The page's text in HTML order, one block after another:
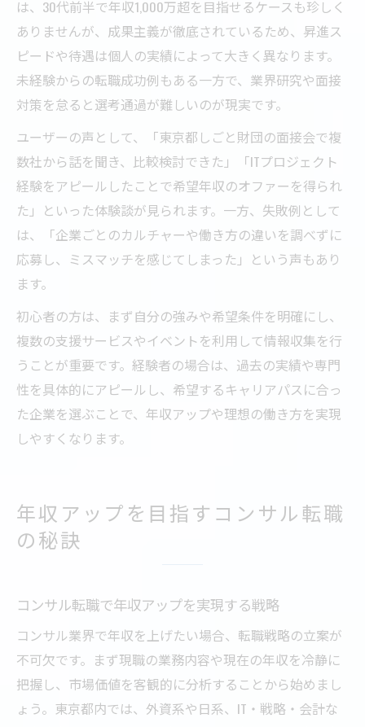
は、30代前半で年収1,000万超を目指せるケースも珍しく
ありませんが、成果主義が徹底されているため、昇進ス
ピードや待遇は個人の実績によって大きく異なります。
未経験からの転職成功例もある一方で、業界研究や面接
対策を怠ると選考通過が難しいのが現実です。
ユーザーの声として、「東京都しごと財団の面接会で複
数社から話を聞き、比較検討できた」「ITプロジェクト
経験をアピールしたことで希望年収のオファーを得られ
た」といった体験談が見られます。一方、失敗例として
は、「企業ごとのカルチャーや働き方の違いを調べずに
応募し、ミスマッチを感じてしまった」という声もあり
ます。
初心者の方は、まず自分の強みや希望条件を明確にし、
複数の支援サービスやイベントを利用して情報収集を行
うことが重要です。経験者の場合は、過去の実績や専門
性を具体的にアピールし、希望するキャリアパスに合っ
た企業を選ぶことで、年収アップや理想の働き方を実現
しやすくなります。
年収アップを目指すコンサル転職
の秘訣
コンサル転職で年収アップを実現する戦略
コンサル業界で年収を上げたい場合、転職戦略の立案が
不可欠です。まず現職の業務内容や現在の年収を冷静に
把握し、市場価値を客観的に分析することから始めまし
ょう。東京都内では、外資系や日系、IT・戦略・会計な